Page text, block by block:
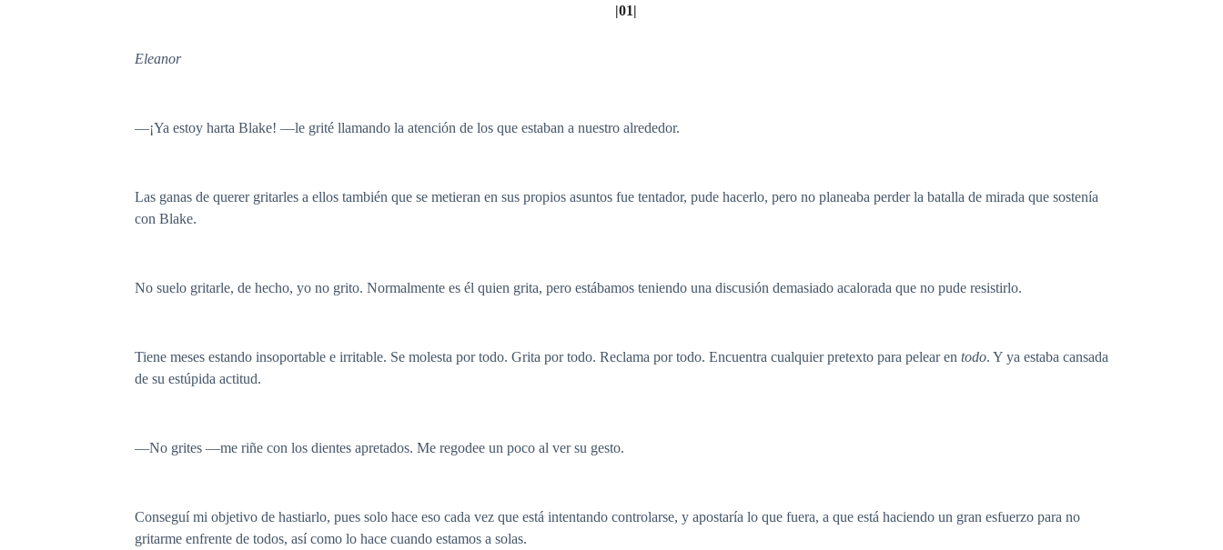
|01|
Eleanor
—¡Ya estoy harta Blake! —le grité llamando la atención de los que estaban a nuestro alrededor.
Las ganas de querer gritarles a ellos también que se metieran en sus propios asuntos fue tentador, pude hacerlo, pero no planeaba perder la batalla de mirada que sostenía
con Blake.
No suelo gritarle, de hecho, yo no grito. Normalmente es él quien grita, pero estábamos teniendo una discusión demasiado acalorada que no pude resistirlo.
Tiene meses estando insoportable e irritable. Se molesta por todo. Grita por todo. Reclama por todo. Encuentra cualquier pretexto para pelear en todo. Y ya estaba cansada
de su estúpida actitud.
—No grites —me riñe con los dientes apretados. Me regodee un poco al ver su gesto.
Conseguí mi objetivo de hastiarlo, pues solo hace eso cada vez que está intentando controlarse, y apostaría lo que fuera, a que está haciendo un gran esfuerzo para no
gritarme enfrente de todos, así como lo hace cuando estamos a solas.